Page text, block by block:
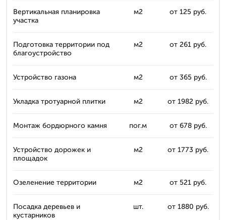
Вертикальная планировка
участка
м2 от 125 руб.
Подготовка территории под
благоустройство
м2 от 261 руб.
Устройство газона м2 от 365 руб.
Укладка тротуарной плитки м2 от 1982 руб.
Монтаж бордюрного камня пог.м от 678 руб.
Устройство дорожек и
площадок
м2 от 1773 руб.
Озеленение территории м2 от 521 руб.
Посадка деревьев и
кустарников
шт. от 1880 руб.